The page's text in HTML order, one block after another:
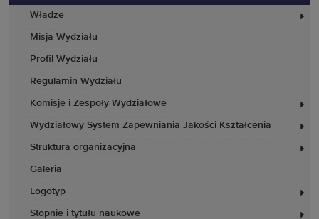
Władze
Misja Wydziału
Profil Wydziału
Regulamin Wydziału
Komisje i Zespoły Wydziałowe
Wydziałowy System Zapewniania Jakości Kształcenia
Struktura organizacyjna
Galeria
Logotyp
Stopnie i tytułu naukowe